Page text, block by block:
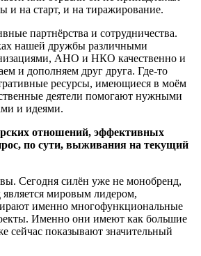
и на старт, и на тиражирование.
партнёрства и сотрудничества.
нашей дружбы различными
АНО и НКО качественно и
и дополняем друг друга. Где-то
ресурсы, имеющиеся в моём
деятели помогают нужными
и идеями.
отношений, эффективных
по сути, выживания на текущий
Сегодня силён уже не монобренд,
является мировым лидером,
именно многофункциональные
Именно они имеют как большие
сейчас показывают значительный